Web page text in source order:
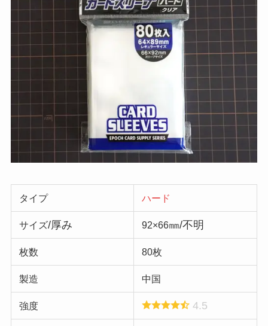
タイプ ハード
サイズ/厚み 92×66㎜/不明
枚数 80枚
製造 中国
強度 4.5